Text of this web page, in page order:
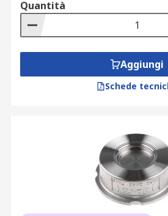
Quantità
Aggiungi
Schede